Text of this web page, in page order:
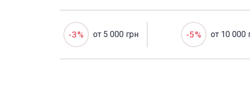
-3% от 5 000 грн -5% от 10 000